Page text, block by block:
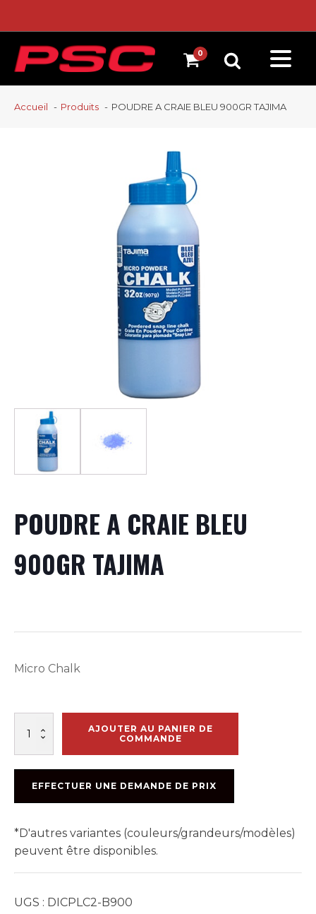
Accueil Produits POUDRE A CRAIE BLEU 900GR TAJIMA
POUDRE A CRAIE BLEU
900GR TAJIMA
Micro Chalk
POUDRE
BLEU
900GR
AJOUTER AU PANIER DE
COMMANDE
EFFECTUER UNE DEMANDE DE PRIX
*D'autres variantes (couleurs/grandeurs/modèles)
peuvent être disponibles.
UGS : DICPLC2-B900